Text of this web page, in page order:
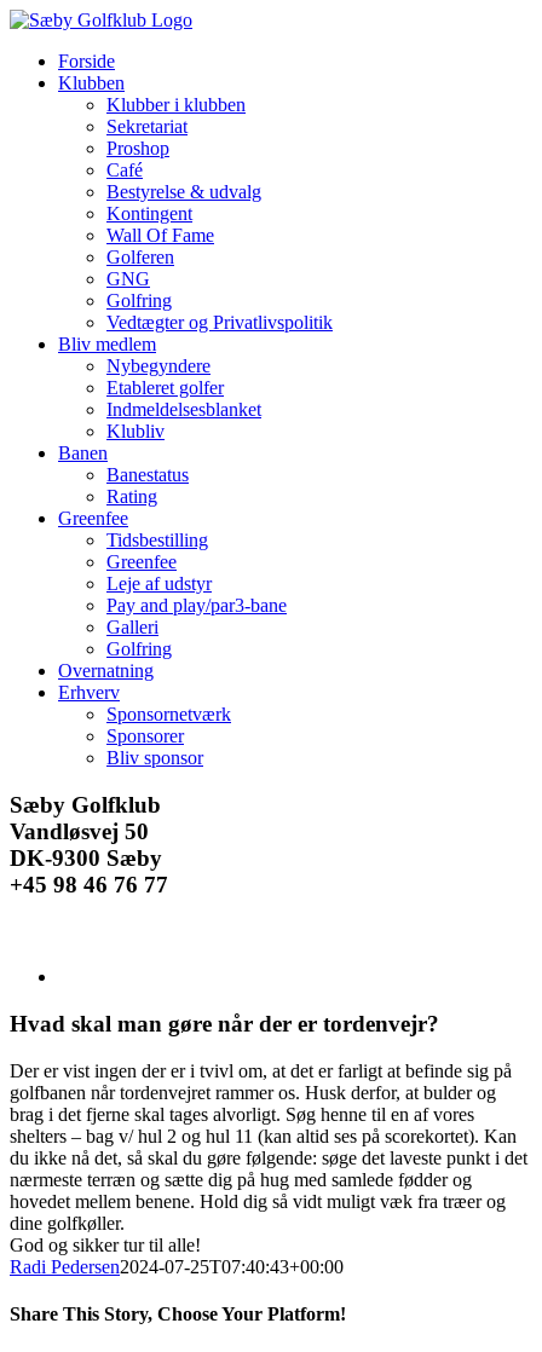
Skip
contentForside
Klubben
Klubber i klubben
Sekretariat
Proshop
Café
Bestyrelse & udvalg
Kontingent
Wall Of Fame
Golferen
GNG
Golfring
Vedtægter og Privatlivspolitik
Bliv medlem
Nybegyndere
Etableret golfer
Indmeldelsesblanket
Klubliv
Banen
Banestatus
Rating
Greenfee
Tidsbestilling
Greenfee
Leje af udstyr
Pay and play/par3-bane
Galleri
Golfring
Overnatning
Erhverv
Sponsornetværk
Sponsorer
Bliv sponsor
Facebook
Instagram
E-
mail
Sæby Golfklub
Vandløsvej 50
DK-9300 Sæby
+45 98 46 76 77
billede
Hvad skal man gøre når der er tordenvejr?
Der er vist ingen der er i tvivl om, at det er farligt at befinde sig på
golfbanen når tordenvejret rammer os. Husk derfor, at bulder og
brag i det fjerne skal tages alvorligt. Søg henne til en af vores
shelters – bag v/ hul 2 og hul 11 (kan altid ses på scorekortet). Kan
du ikke nå det, så skal du gøre følgende: søge det laveste punkt i det
nærmeste terræn og sætte dig på hug med samlede fødder og
hovedet mellem benene. Hold dig så vidt muligt væk fra træer og
dine golfkøller.
God og sikker tur til alle!
Radi Pedersen2024-07-25T07:40:43+00:00
Share This Story, Choose Your Platform!